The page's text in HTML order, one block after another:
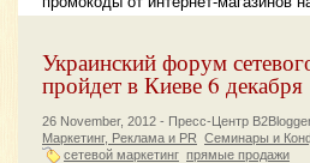
Украинский форум
пройдет в Киеве 6 декабря
26 November, 2012 - Пресс-Центр
Маркетинг, Реклама и PR Семинары и
сетевой маркетинг прямые продажи